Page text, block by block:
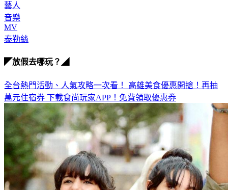
藝人
音樂
MV
泰勒絲
◤放假去哪玩？◢
全台熱門活動、人氣攻略一次看！ 高雄美食優惠開搶！再抽
萬元住宿券 下載食尚玩家APP！免費領取優惠券